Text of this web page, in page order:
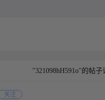
"321098hH591o"的帖子
关注